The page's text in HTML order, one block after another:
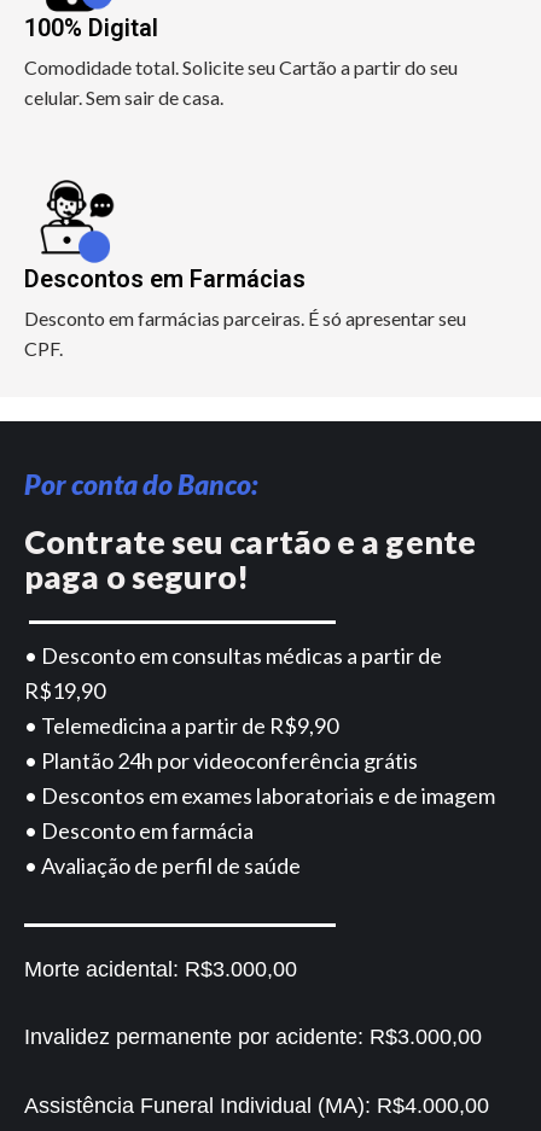
100% Digital
Comodidade total. Solicite seu Cartão a partir do seu
celular. Sem sair de casa.
Descontos em Farmácias
Desconto em farmácias parceiras. É só apresentar seu
CPF.
Por conta do Banco:
Contrate seu cartão e a gente
paga o seguro!
• Desconto em consultas médicas a partir de
R$19,90
• Telemedicina a partir de R$9,90
• Plantão 24h por videoconferência grátis
• Descontos em exames laboratoriais e de imagem
• Desconto em farmácia
• Avaliação de perfil de saúde
Morte acidental: R$3.000,00
Invalidez permanente por acidente: R$3.000,00
Assistência Funeral Individual (MA): R$4.000,00